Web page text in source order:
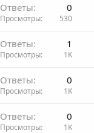
Ответы 0
Просмотры 530
Ответы 1
Просмотры 1K
Ответы 0
Просмотры 1K
Ответы 0
Просмотры 1K